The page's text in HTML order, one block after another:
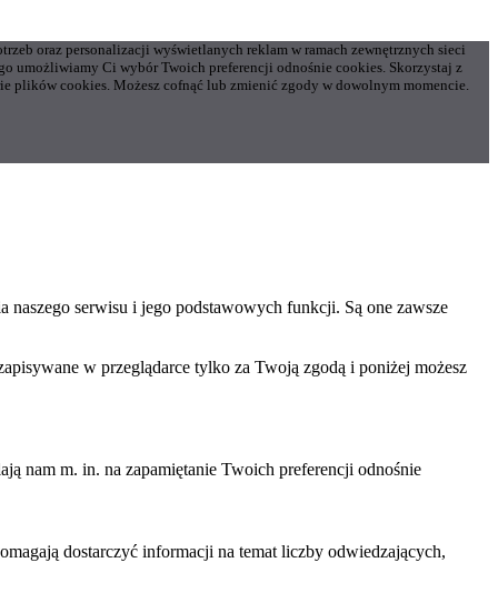
oraz personalizacji wyświetlanych reklam w ramach zewnętrznych sieci
umożliwiamy Ci wybór Twoich preferencji odnośnie cookies. Skorzystaj z
plików cookies. Możesz cofnąć lub zmienić zgody w dowolnym momencie.
naszego serwisu i jego podstawowych funkcji. Są one zawsze
w przeglądarce tylko za Twoją zgodą i poniżej możesz
nam m. in. na zapamiętanie Twoich preferencji odnośnie
dostarczyć informacji na temat liczby odwiedzających,